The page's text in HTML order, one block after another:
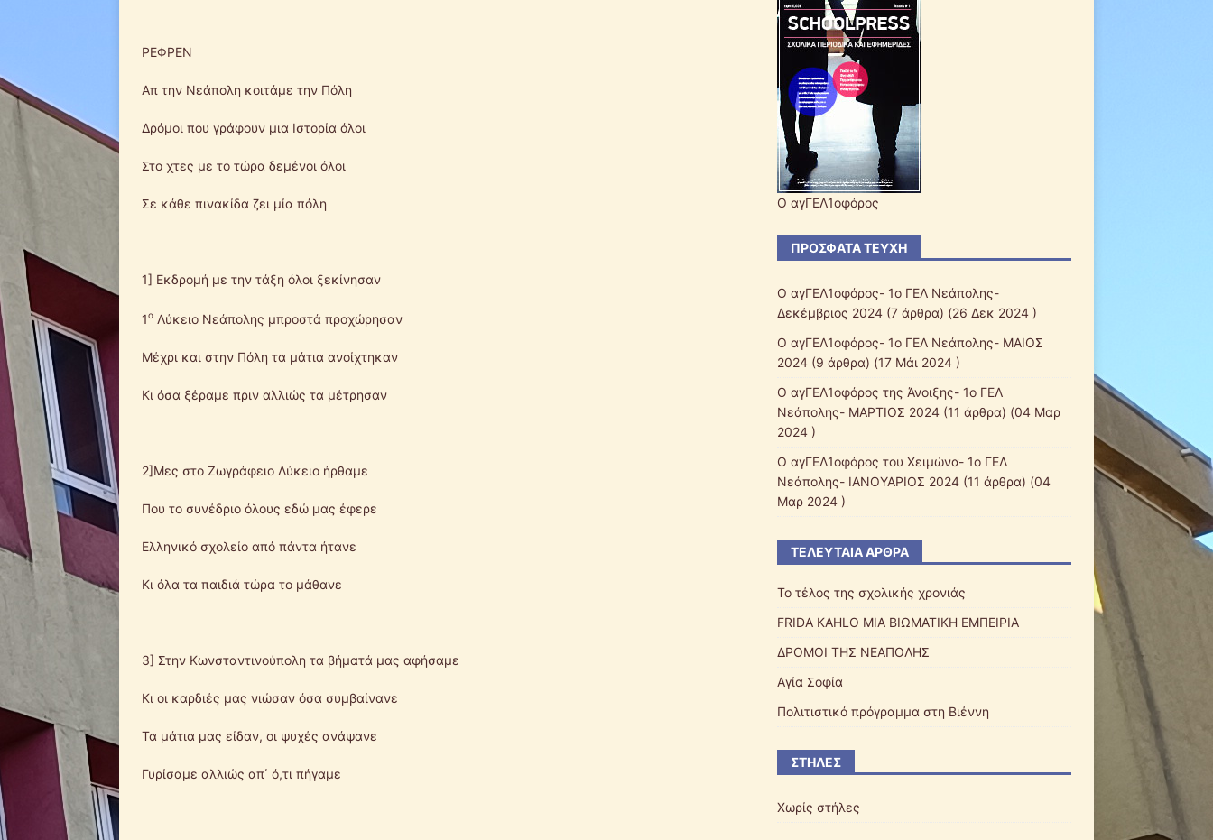
ΡΕΦΡΕΝ
Απ την Νεάπολη κοιτάμε την Πόλη
Δρόμοι που γράφουν μια Ιστορία όλοι
Στο χτες με το τώρα δεμένοι όλοι
Σε κάθε πινακίδα ζει μία πόλη
1] Εκδρομή με την τάξη όλοι ξεκίνησαν
1ο Λύκειο Νεάπολης μπροστά προχώρησαν
Μέχρι και στην Πόλη τα μάτια ανοίχτηκαν
Κι όσα ξέραμε πριν αλλιώς τα μέτρησαν
2]Μες στο Ζωγράφειο Λύκειο ήρθαμε
Που το συνέδριο όλους εδώ μας έφερε
Ελληνικό σχολείο από πάντα ήτανε
Κι όλα τα παιδιά τώρα το μάθανε
3] Στην Κωνσταντινούπολη τα βήματά μας αφήσαμε
Κι οι καρδιές μας νιώσαν όσα συμβαίνανε
Τα μάτια μας είδαν, οι ψυχές ανάψανε
Γυρίσαμε αλλιώς απ΄ ό,τι πήγαμε
Ο αγΓΕΛ1οφόρος
ΠΡΌΣΦΑΤΑ ΤΕΎΧΗ
Ο αγΓΕΛ1οφόρος- 1ο ΓΕΛ Νεάπολης-
Δεκέμβριος 2024(7 άρθρα) (26 Δεκ 2024 )
Ο αγΓΕΛ1οφόρος- 1ο ΓΕΛ Νεάπολης- ΜΑΙΟΣ
2024(9 άρθρα) (17 Μάι 2024 )
Ο αγΓΕΛ1οφόρος της Άνοιξης- 1ο ΓΕΛ
Νεάπολης- ΜΑΡΤΙΟΣ 2024(11 άρθρα) (04 Μαρ
2024 )
Ο αγΓΕΛ1οφόρος του Χειμώνα- 1ο ΓΕΛ
Νεάπολης- ΙΑΝΟΥΑΡΙΟΣ 2024(11 άρθρα) (04
Μαρ 2024 )
ΤΕΛΕΥΤΑΊΑ ΆΡΘΡΑ
Το τέλος της σχολικής χρονιάς
FRIDA KAHLO ΜΙΑ ΒΙΩΜΑΤΙΚΗ ΕΜΠΕΙΡΙΑ
ΔΡΟΜΟΙ ΤΗΣ ΝΕΑΠΟΛΗΣ
Αγία Σοφία
Πολιτιστικό πρόγραμμα στη Βιέννη
ΣΤΉΛΕΣ
Χωρίς στήλες